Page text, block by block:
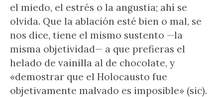
el miedo, el estrés o la angustia; ahí se
olvida. Que la ablación esté bien o mal, se
nos dice, tiene el mismo sustento —la
misma objetividad— a que prefieras el
helado de vainilla al de chocolate, y
«demostrar que el Holocausto fue
objetivamente malvado es imposible» (sic).